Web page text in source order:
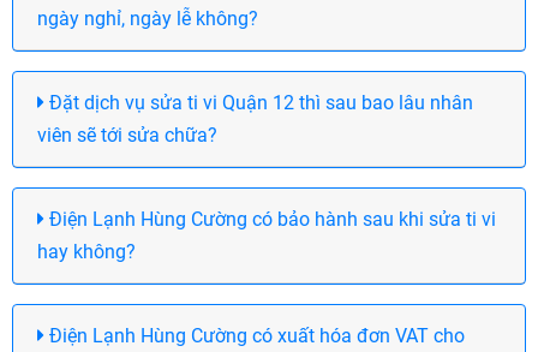
ngày nghỉ, ngày lễ không?
Đặt dịch vụ sửa ti vi Quận 12 thì sau bao lâu nhân
viên sẽ tới sửa chữa?
Điện Lạnh Hùng Cường có bảo hành sau khi sửa ti vi
hay không?
Điện Lạnh Hùng Cường có xuất hóa đơn VAT cho